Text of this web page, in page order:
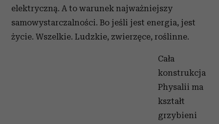
elektryczną. A to warunek najważniejszy
samowystarczalności. Bo jeśli jest energia, jest
życie. Wszelkie. Ludzkie, zwierzęce, roślinne.
Cała
konstrukcja
Physalii ma
kształt
grzybieni